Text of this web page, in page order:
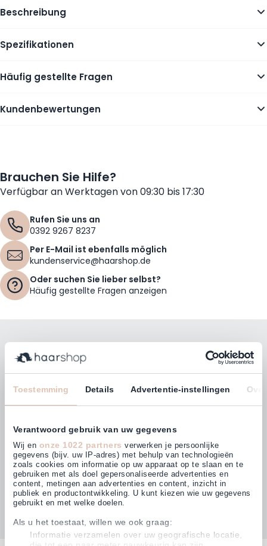
Toestemming Details Advertentie-instellingen Over
Verantwoord gebruik van uw gegevens
Wij en onze 1022 partners verwerken je persoonlijke
gegevens (bijv. uw IP-adres) met behulp van technologieën
zoals cookies om informatie op uw apparaat op te slaan en te
gebruiken met als doel gepersonaliseerde advertenties en
content, metingen aan advertenties en content, inzicht in
publiek en productontwikkeling. U kunt kiezen wie uw gegevens
gebruikt en met welke doelen.
Als u het toestaat, willen we ook graag:
Informatie verzamelen over uw geografische locatie,
Beschreibung
Spezifikationen
Häufig gestellte Fragen
Kundenbewertungen
Brauchen Sie Hilfe?
Verfügbar an Werktagen von 09:30 bis 17:30
Rufen Sie uns an
0392 9267 8237
Per E-Mail ist ebenfalls möglich
kundenservice@haarshop.de
Oder suchen Sie lieber selbst?
Häufig gestellte Fragen anzeigen
Bleiben Sie mit unserem Newsletter auf dem
Laufenden!
E-Mailadresse
Abonnieren
Kunden bewerten uns mit
4,63 (875)